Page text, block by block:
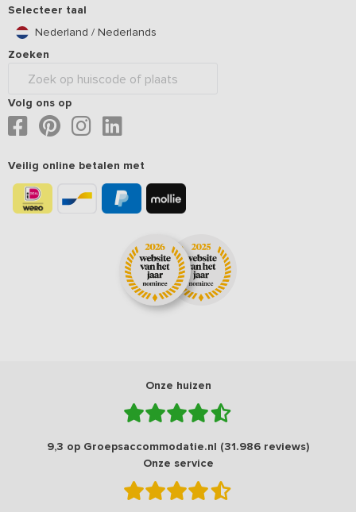
Selecteer taal
Nederland / Nederlands
Zoeken
Volg ons op
Veilig online betalen met
Onze huizen
9,3 op Groepsaccommodatie.nl (31.986 reviews)
Onze service